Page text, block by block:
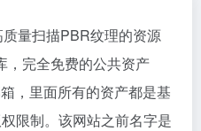
量扫描PBR纹理的资源
，完全免费的公共资产
，里面所有的资产都是基
限制。该网站之前名字是